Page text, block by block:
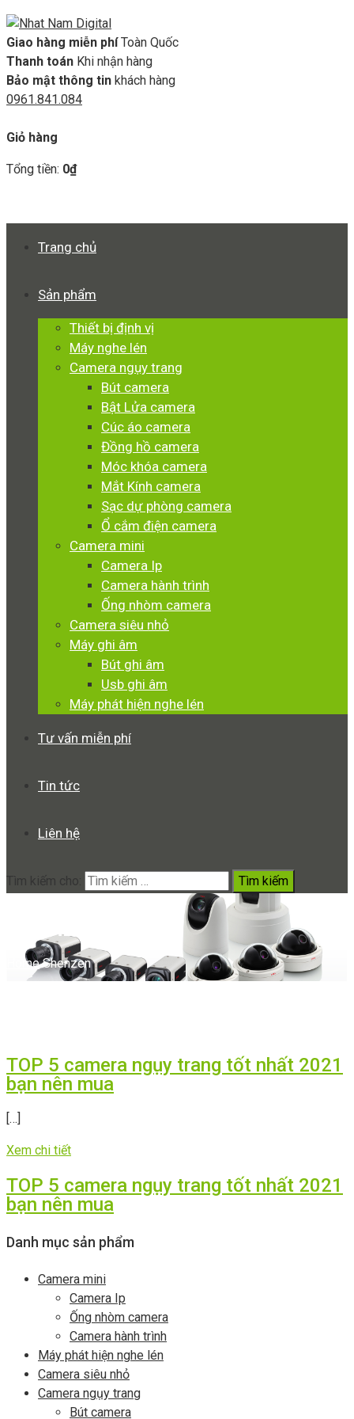
Giao hàng miễn phí Toàn Quốc
Thanh toán Khi nhận hàng
Bảo mật thông tin khách hàng
0961.841.084
Giỏ hàng
Tổng tiền: 0₫
Trang chủ
Sản phẩm
Thiết bị định vị
Máy nghe lén
Camera ngụy trang
Bút camera
Bật Lửa camera
Cúc áo camera
Đồng hồ camera
Móc khóa camera
Mắt Kính camera
Sạc dự phòng camera
Ổ cắm điện camera
Camera mini
Camera Ip
Camera hành trình
Ống nhòm camera
Camera siêu nhỏ
Máy ghi âm
Bút ghi âm
Usb ghi âm
Máy phát hiện nghe lén
Tư vấn miễn phí
Tin tức
Liên hệ
Tìm kiếm cho:
Shenzen
Home Shenzen
TOP 5 camera ngụy trang tốt nhất 2021
bạn nên mua
[…]
Xem chi tiết
TOP 5 camera ngụy trang tốt nhất 2021
bạn nên mua
Danh mục sản phẩm
Camera mini
Camera Ip
Ống nhòm camera
Camera hành trình
Máy phát hiện nghe lén
Camera siêu nhỏ
Camera ngụy trang
Bút camera